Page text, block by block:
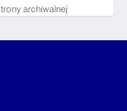
archiwalnej